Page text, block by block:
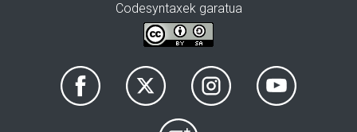
Codesyntaxek garatua